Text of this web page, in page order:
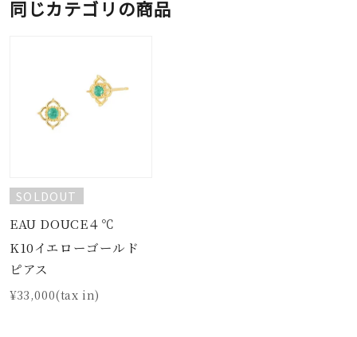
同じカテゴリの商品
SOLDOUT
EAU DOUCE４℃
K10イエローゴールド
ピアス
¥33,000(tax in)